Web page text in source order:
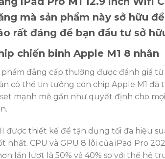
mà sản phẩm này sở hữu
rất đáng để bạn đầu tư sở
chiến binh Apple M1 8 nhân
phẩm đẳng cấp thường được đánh giá từ
có thể tin tưởng con chip Apple M1
mạnh mẽ gần như quyết định cho
được thiết kế để tận dụng tối đa hiệu
nhất. CPU và GPU 8 lõi của iPad Pro
lần lượt là 50% và 40% so với thế hệ